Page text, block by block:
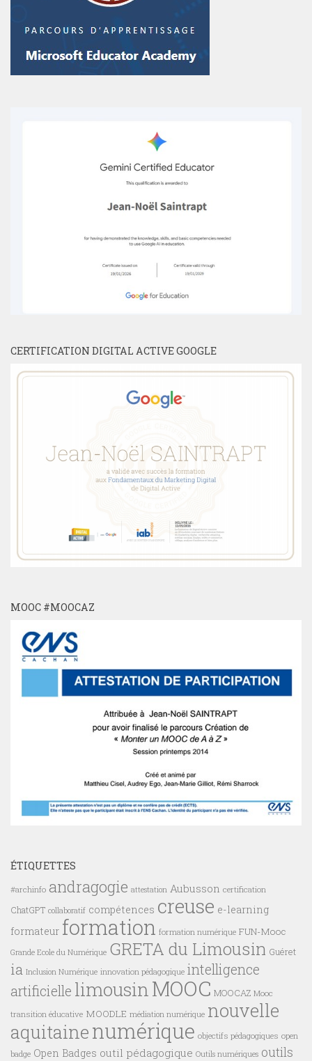
CERTIFICATION DIGITAL ACTIVE GOOGLE
MOOC #MOOCAZ
ÉTIQUETTES
#archinfo andragogie attestation Aubusson certification
ChatGPT collaboratif compétences creuse e-learning
formateur formation formation numérique FUN-Mooc
Grande Ecole du Numérique GRETA du Limousin Guéret
ia Inclusion Numérique innovation pédagogique intelligence
artificielle limousin MOOC MOOCAZ Mooc
transition éducative MOODLE médiation numérique nouvelle
aquitainenumérique objectifs pédagogiques open
badge Open Badges outil pédagogique Outils numériques outils